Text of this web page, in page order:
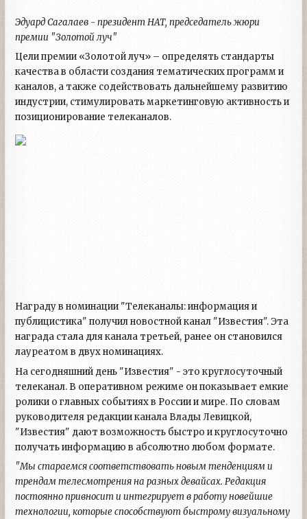
Эдуард Сагалаев - президент НАТ, председатель жюри
премии "Золотой луч"
Цели премии «Золотой луч» – определять стандарты
качества в области создания тематических программ и
каналов, а также содействовать дальнейшему развитию
индустрии, стимулировать маркетинговую активность и
позиционирование телеканалов.
Награду в номинации "Телеканалы: информация и
публицистика" получил новостной канал "Известия". Эта
награда стала для канала третьей, ранее он становился
лауреатом в двух номинациях.
На сегодняшний день "Известия" - это круглосуточный
телеканал. В оперативном режиме он показывает емкие
ролики о главных событиях в России и мире. По словам
руководителя редакции канала Влады Левицкой,
"Известия" дают возможность быстро и круглосуточно
получать информацию в абсолютно любом формате.
"Мы стараемся соответствовать новым тенденциям и
трендам телесмотрения на разных девайсах. Редакция
постоянно привносит и интегрирует в работу новейшие
технологии, которые способствуют быстрому визуальному